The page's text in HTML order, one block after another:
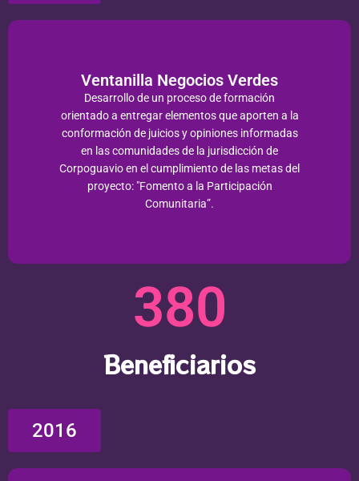
Ventanilla Negocios Verdes
Desarrollo de un proceso de formación
orientado a entregar elementos que aporten a la
conformación de juicios y opiniones informadas
en las comunidades de la jurisdicción de
Corpoguavio en el cumplimiento de las metas del
proyecto: "Fomento a la Participación
Comunitaria”.
Beneficiarios
380
2016